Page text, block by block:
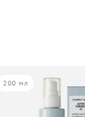
200 мл